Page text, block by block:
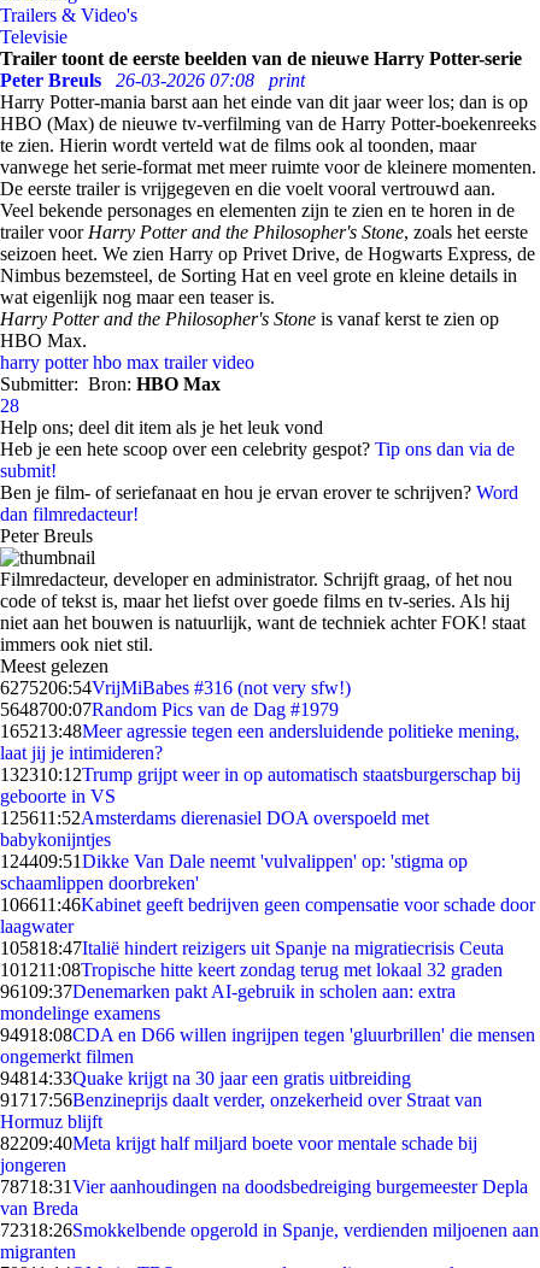
Trailers & Video's
Televisie
Trailer toont de eerste beelden van de nieuwe Harry Potter-serie
Peter Breuls
26-03-2026 07:08
print
Harry Potter-mania barst aan het einde van dit jaar weer los; dan is op
HBO (Max) de nieuwe tv-verfilming van de Harry Potter-boekenreeks
te zien. Hierin wordt verteld wat de films ook al toonden, maar
vanwege het serie-format met meer ruimte voor de kleinere momenten.
De eerste trailer is vrijgegeven en die voelt vooral vertrouwd aan.
Veel bekende personages en elementen zijn te zien en te horen in de
trailer voor Harry Potter and the Philosopher's Stone, zoals het eerste
seizoen heet. We zien Harry op Privet Drive, de Hogwarts Express, de
Nimbus bezemsteel, de Sorting Hat en veel grote en kleine details in
wat eigenlijk nog maar een teaser is.
Harry Potter and the Philosopher's Stone is vanaf kerst te zien op
HBO Max.
harry potter hbo max trailer video
Submitter: Bron: HBO Max
28
Help ons; deel dit item als je het leuk vond
Heb je een hete scoop over een celebrity gespot? Tip ons dan via de
submit!
Ben je film- of seriefanaat en hou je ervan erover te schrijven? Word
dan filmredacteur!
Peter Breuls
Filmredacteur, developer en administrator. Schrijft graag, of het nou
code of tekst is, maar het liefst over goede films en tv-series. Als hij
niet aan het bouwen is natuurlijk, want de techniek achter FOK! staat
immers ook niet stil.
Meest gelezen
6275206:54VrijMiBabes #316 (not very sfw!)
5648700:07Random Pics van de Dag #1979
165213:48Meer agressie tegen een andersluidende politieke mening,
laat jij je intimideren?
132310:12Trump grijpt weer in op automatisch staatsburgerschap bij
geboorte in VS
125611:52Amsterdams dierenasiel DOA overspoeld met
babykonijntjes
124409:51Dikke Van Dale neemt 'vulvalippen' op: 'stigma op
schaamlippen doorbreken'
106611:46Kabinet geeft bedrijven geen compensatie voor schade door
laagwater
105818:47Italië hindert reizigers uit Spanje na migratiecrisis Ceuta
101211:08Tropische hitte keert zondag terug met lokaal 32 graden
96109:37Denemarken pakt AI-gebruik in scholen aan: extra
mondelinge examens
94918:08CDA en D66 willen ingrijpen tegen 'gluurbrillen' die mensen
ongemerkt filmen
94814:33Quake krijgt na 30 jaar een gratis uitbreiding
91717:56Benzineprijs daalt verder, onzekerheid over Straat van
Hormuz blijft
82209:40Meta krijgt half miljard boete voor mentale schade bij
jongeren
78718:31Vier aanhoudingen na doodsbedreiging burgemeester Depla
van Breda
72318:26Smokkelbende opgerold in Spanje, verdienden miljoenen aan
migranten